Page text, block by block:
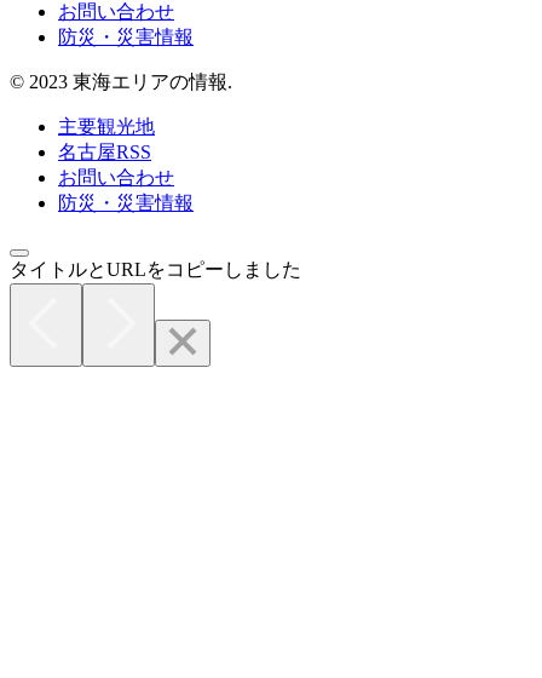
お問い合わせ
防災・災害情報
© 2023 東海エリアの情報.
主要観光地
名古屋RSS
お問い合わせ
防災・災害情報
タイトルとURLをコピーしました